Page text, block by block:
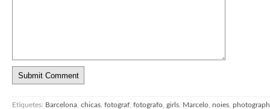
Etiquetes: Barcelona chicas fotograf fotografo girls Marcelo noies